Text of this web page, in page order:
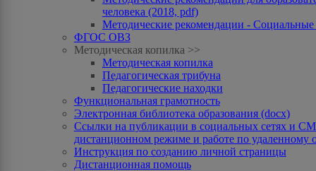
человека (2018, pdf)
Методические рекомендации -
ФГОС ОВЗ
Методическая копилка >>
Методическая копилка
Педагогическая трибуна
Педагогические находки
Функциональная грамотность
Электронная библиотека образования (docx)
Ссылки на публикации в социальных сетях и
дистанционном режиме и работе по удаленному
Инструкция по созданию личной страницы
Дистанционная помощь